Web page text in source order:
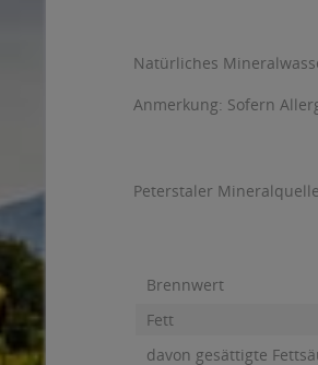
Natürliches
Anmerkung: Sofern
Peterstaler
Brennwert
Fett
davon gesättigte